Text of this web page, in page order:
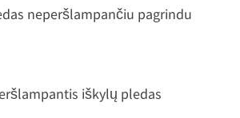
neperšlampančiu